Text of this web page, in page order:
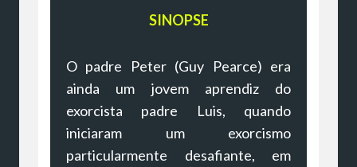
SINOPSE
O padre Peter (Guy Pearce) era
ainda um jovem aprendiz do
exorcista padre Luis, quando
iniciaram um exorcismo
particularmente desafiante, em